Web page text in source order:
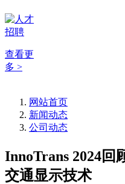
查看更
多 >
网站首页
新闻动态
公司动态
InnoTrans 2024回
交通显示技术